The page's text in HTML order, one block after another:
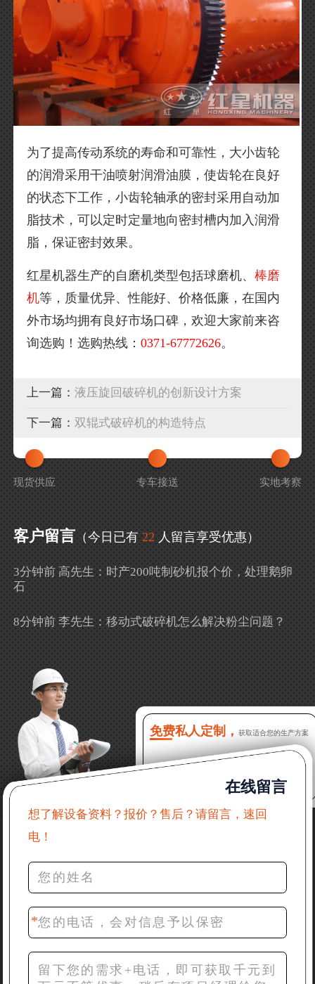
为了提高传动系统的寿命和可靠性，大小齿轮
的润滑采用干油喷射润滑油膜，使齿轮在良好
的状态下工作，小齿轮轴承的密封采用自动加
脂技术，可以定时定量地向密封槽内加入润滑
脂，保证密封效果。
红星机器生产的自磨机类型包括球磨机、棒磨
机等，质量优异、性能好、价格低廉，在国内
外市场均拥有良好市场口碑，欢迎大家前来咨
询选购！选购热线：0371-67772626。
上一篇：液压旋回破碎机的创新设计方案
下一篇：双辊式破碎机的构造特点
现货供应 专车接送 实地考察
客户留言 （今日已有 22 人留言享受优惠）
3分钟前 高先生：时产200吨制砂机报个价，处理鹅卵
石
8分钟前 李先生：移动式破碎机怎么解决粉尘问题？
吗？
16分钟前 程先生：破碎生产线出个方案及报价，有什
么售后服务？
22分钟前 郑女士：想了解时产500吨锤破，加工石灰石
31分钟前 吴先生：成套石头破碎设备有吗？给个详细
产品资料
36分钟前 罗先生：每小时100吨左右的鄂破和反击破，
42分钟前 梁先生：膨润土磨到200目，用什么磨粉设
备？
免费私人定制， 获取适合您的生产方案
在线留言
想了解设备资料？报价？售后？请留言，速回
电！